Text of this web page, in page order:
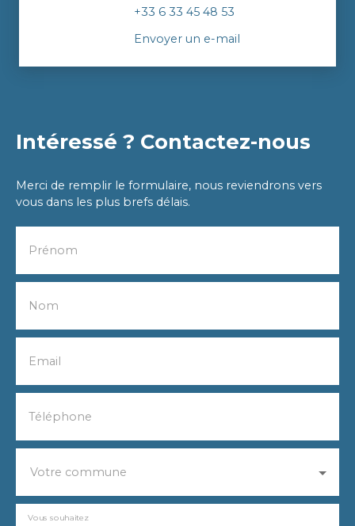
+33 6 33 45 48 53
Envoyer un e-mail
Intéressé ? Contactez-nous
Merci de remplir le formulaire, nous reviendrons vers
vous dans les plus brefs délais.
Prénom
Nom
Email
Téléphone
Votre commune
Vous souhaitez